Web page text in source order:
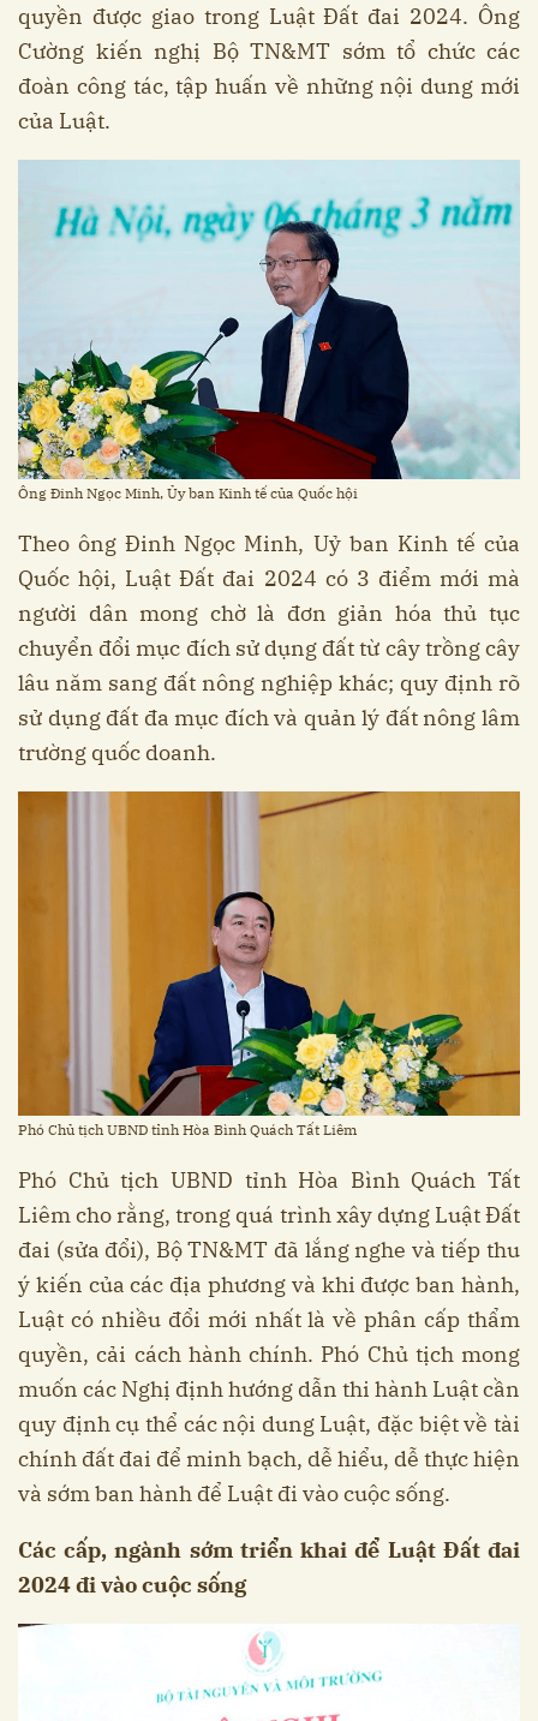
quyền được giao trong Luật Đất đai 2024. Ông
Cường kiến nghị Bộ TN&MT sớm tổ chức các
đoàn công tác, tập huấn về những nội dung mới
của Luật.
Ông Đinh Ngọc Minh, Ủy ban Kinh tế của Quốc hội
Theo ông Đinh Ngọc Minh, Uỷ ban Kinh tế của
Quốc hội, Luật Đất đai 2024 có 3 điểm mới mà
người dân mong chờ là đơn giản hóa thủ tục
chuyển đổi mục đích sử dụng đất từ cây trồng cây
lâu năm sang đất nông nghiệp khác; quy định rõ
sử dụng đất đa mục đích và quản lý đất nông lâm
trường quốc doanh.
Phó Chủ tịch UBND tỉnh Hòa Bình Quách Tất Liêm
Phó Chủ tịch UBND tỉnh Hòa Bình Quách Tất
Liêm cho rằng, trong quá trình xây dựng Luật Đất
đai (sửa đổi), Bộ TN&MT đã lắng nghe và tiếp thu
ý kiến của các địa phương và khi được ban hành,
Luật có nhiều đổi mới nhất là về phân cấp thẩm
quyền, cải cách hành chính. Phó Chủ tịch mong
muốn các Nghị định hướng dẫn thi hành Luật cần
quy định cụ thể các nội dung Luật, đặc biệt về tài
chính đất đai để minh bạch, dễ hiểu, dễ thực hiện
và sớm ban hành để Luật đi vào cuộc sống.
Các cấp, ngành sớm triển khai để Luật Đất đai
2024 đi vào cuộc sống